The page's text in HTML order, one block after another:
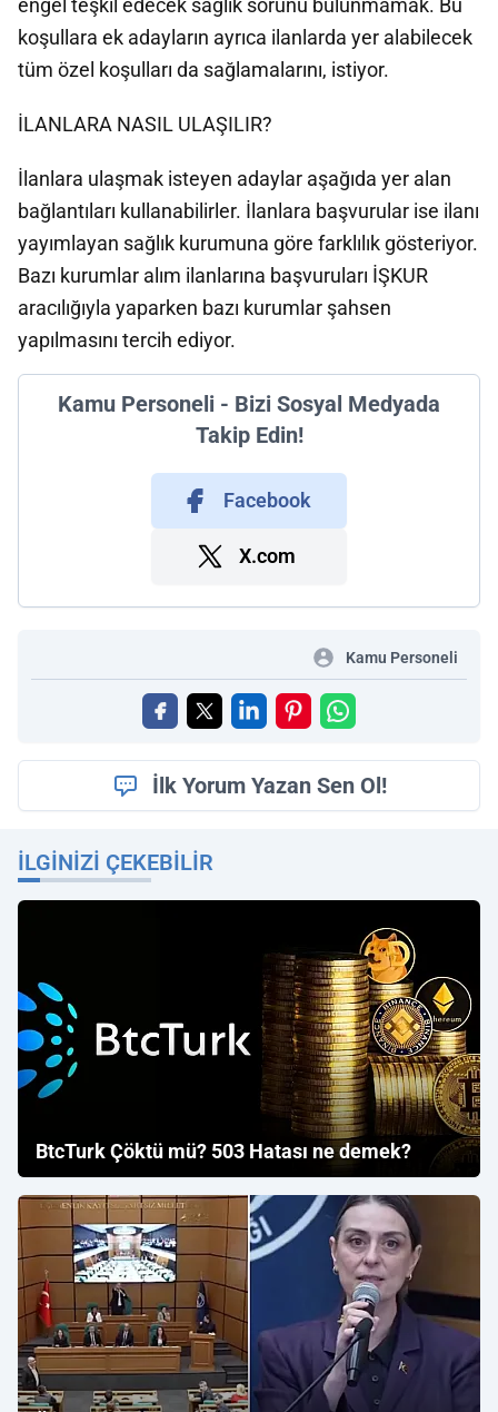
engel teşkil edecek sağlık sorunu bulunmamak. Bu
koşullara ek adayların ayrıca ilanlarda yer alabilecek
tüm özel koşulları da sağlamalarını, istiyor.
İLANLARA NASIL ULAŞILIR?
İlanlara ulaşmak isteyen adaylar aşağıda yer alan
bağlantıları kullanabilirler. İlanlara başvurular ise ilanı
yayımlayan sağlık kurumuna göre farklılık gösteriyor.
Bazı kurumlar alım ilanlarına başvuruları İŞKUR
aracılığıyla yaparken bazı kurumlar şahsen
yapılmasını tercih ediyor.
Kamu Personeli - Bizi Sosyal Medyada
Takip Edin!
Facebook
X.com
Kamu Personeli
İlk Yorum Yazan Sen Ol!
İLGINIZI ÇEKEBILIR
BtcTurk Çöktü mü? 503 Hatası ne demek?